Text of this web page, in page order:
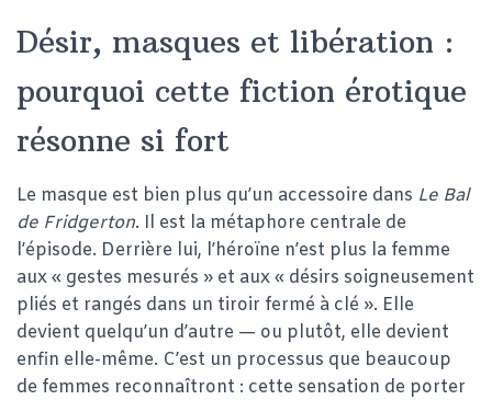
Désir, masques et libération :
pourquoi cette fiction érotique
résonne si fort
Le masque est bien plus qu’un accessoire dans Le Bal
de Fridgerton. Il est la métaphore centrale de
l’épisode. Derrière lui, l’héroïne n’est plus la femme
aux « gestes mesurés » et aux « désirs soigneusement
pliés et rangés dans un tiroir fermé à clé ». Elle
devient quelqu’un d’autre — ou plutôt, elle devient
enfin elle-même. C’est un processus que beaucoup
de femmes reconnaîtront : cette sensation de porter